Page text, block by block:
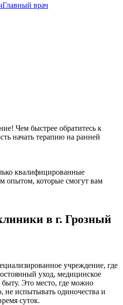
Главный врач
Чем быстрее обратитесь к
начать терапию на ранней
квалифицированные
опытом, которые смогут вам
в г. Грозный
учреждение, где
уход, медицинское
Это место, где можно
не испытывать одиночества и
суток.